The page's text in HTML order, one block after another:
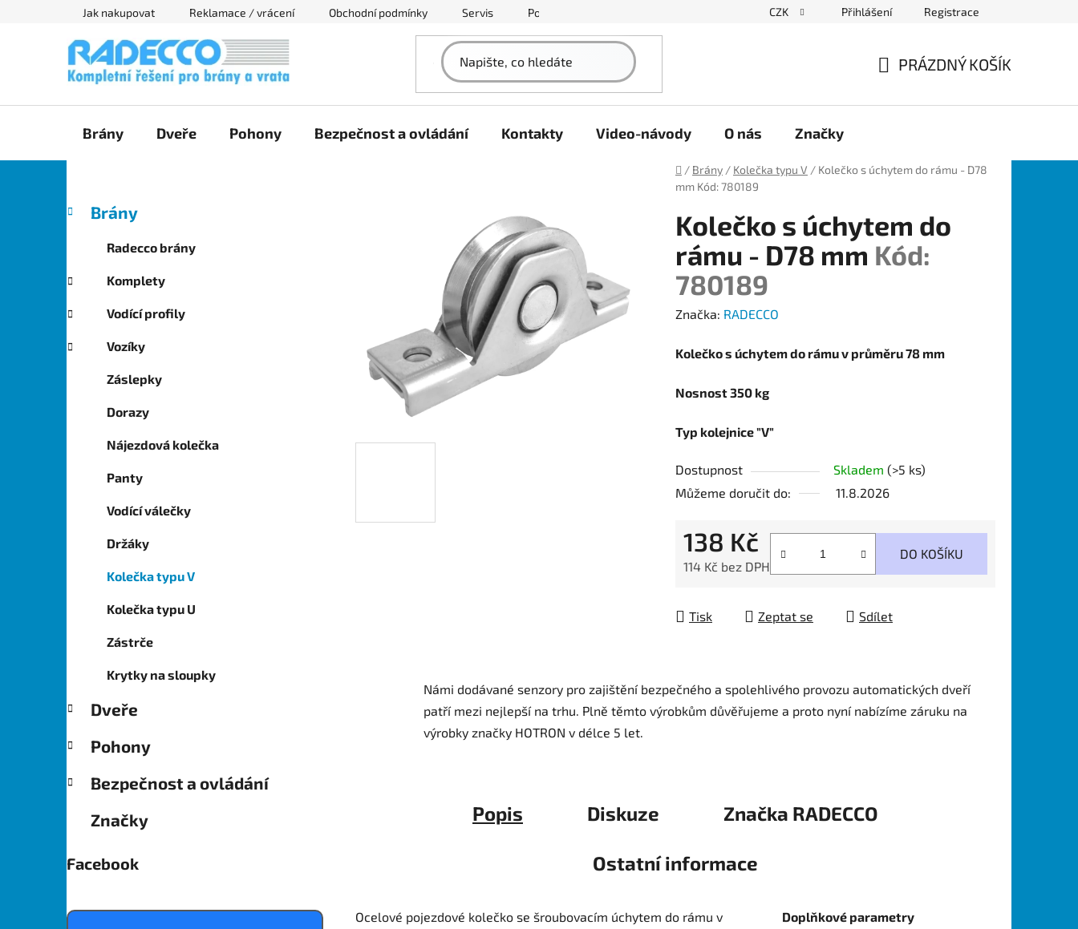
Jak nakupovat Reklamace / vrácení Obchodní podmínky Servis Podmínky ochrany osobních údajů CZK Přihlášení Registrace
PRÁZDNÝ KOŠÍK
Brány Dveře Pohony Bezpečnost a ovládání Kontakty Video-návody O nás Značky
Domů
/ Brány / Kolečka typu V / Kolečko s úchytem do rámu - D78
mm Kód: 780189
P
r
a
n
kategorie
a
o
r
e
Brány
Radecco brány
Komplety
Vodící profily
Vozíky
Záslepky
Dorazy
Nájezdová kolečka
Panty
Vodící válečky
Držáky
Kolečka typu V
Kolečka typu U
Zástrče
Krytky na sloupky
Dveře
Pohony
Bezpečnost a ovládání
Značky
Facebook
Kolečko s úchytem do
rámu - D78 mm Kód:
780189
Značka: RADECCO
Kolečko s úchytem do rámu v průměru 78 mm
Nosnost 350 kg
Typ kolejnice "V"
Dostupnost Skladem (>5 ks)
Můžeme doručit do:
11.8.2026
138 Kč
114 Kč bez DPH
DO KOŠÍKU
Tisk Zeptat se Sdílet
Námi dodávané senzory pro zajištění bezpečného a spolehlivého provozu automatických dveří
patří mezi nejlepší na trhu. Plně těmto výrobkům důvěřujeme a proto nyní nabízíme záruku na
výrobky značky HOTRON v délce 5 let.
Popis Diskuze Značka RADECCO
Ostatní informace
Ocelové pojezdové kolečko se šroubovacím úchytem do rámu v
Doplňkové parametry